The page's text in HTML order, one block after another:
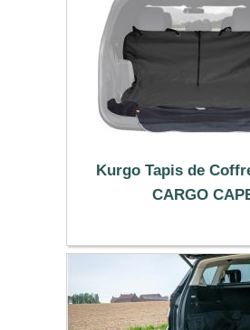
Kurgo Tapis de
CARGO
69.90 €